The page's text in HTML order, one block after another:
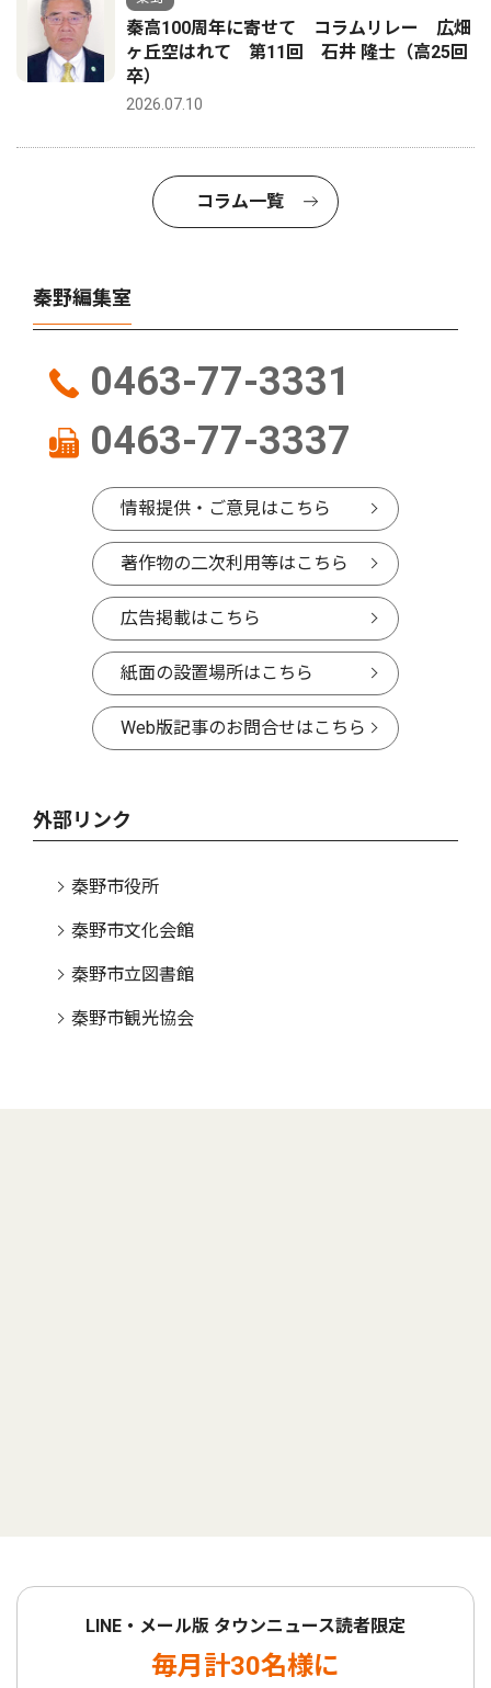
秦高100周年に寄せて コラムリレー 広畑
ヶ丘空はれて 第11回 石井 隆士（高25回
卒）
2026.07.10
コラム一覧
秦野編集室
0463-77-3331
0463-77-3337
情報提供・ご意見はこちら
著作物の二次利用等はこちら
広告掲載はこちら
紙面の設置場所はこちら
Web版記事のお問合せはこちら
外部リンク
秦野市役所
秦野市文化会館
秦野市立図書館
秦野市観光協会
LINE・メール版 タウンニュース読者限定
毎月計30名様に